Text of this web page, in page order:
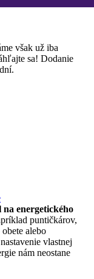
však už iba
sa! Dodanie
energetického
puntičkárov,
alebo
vlastnej
nám neostane